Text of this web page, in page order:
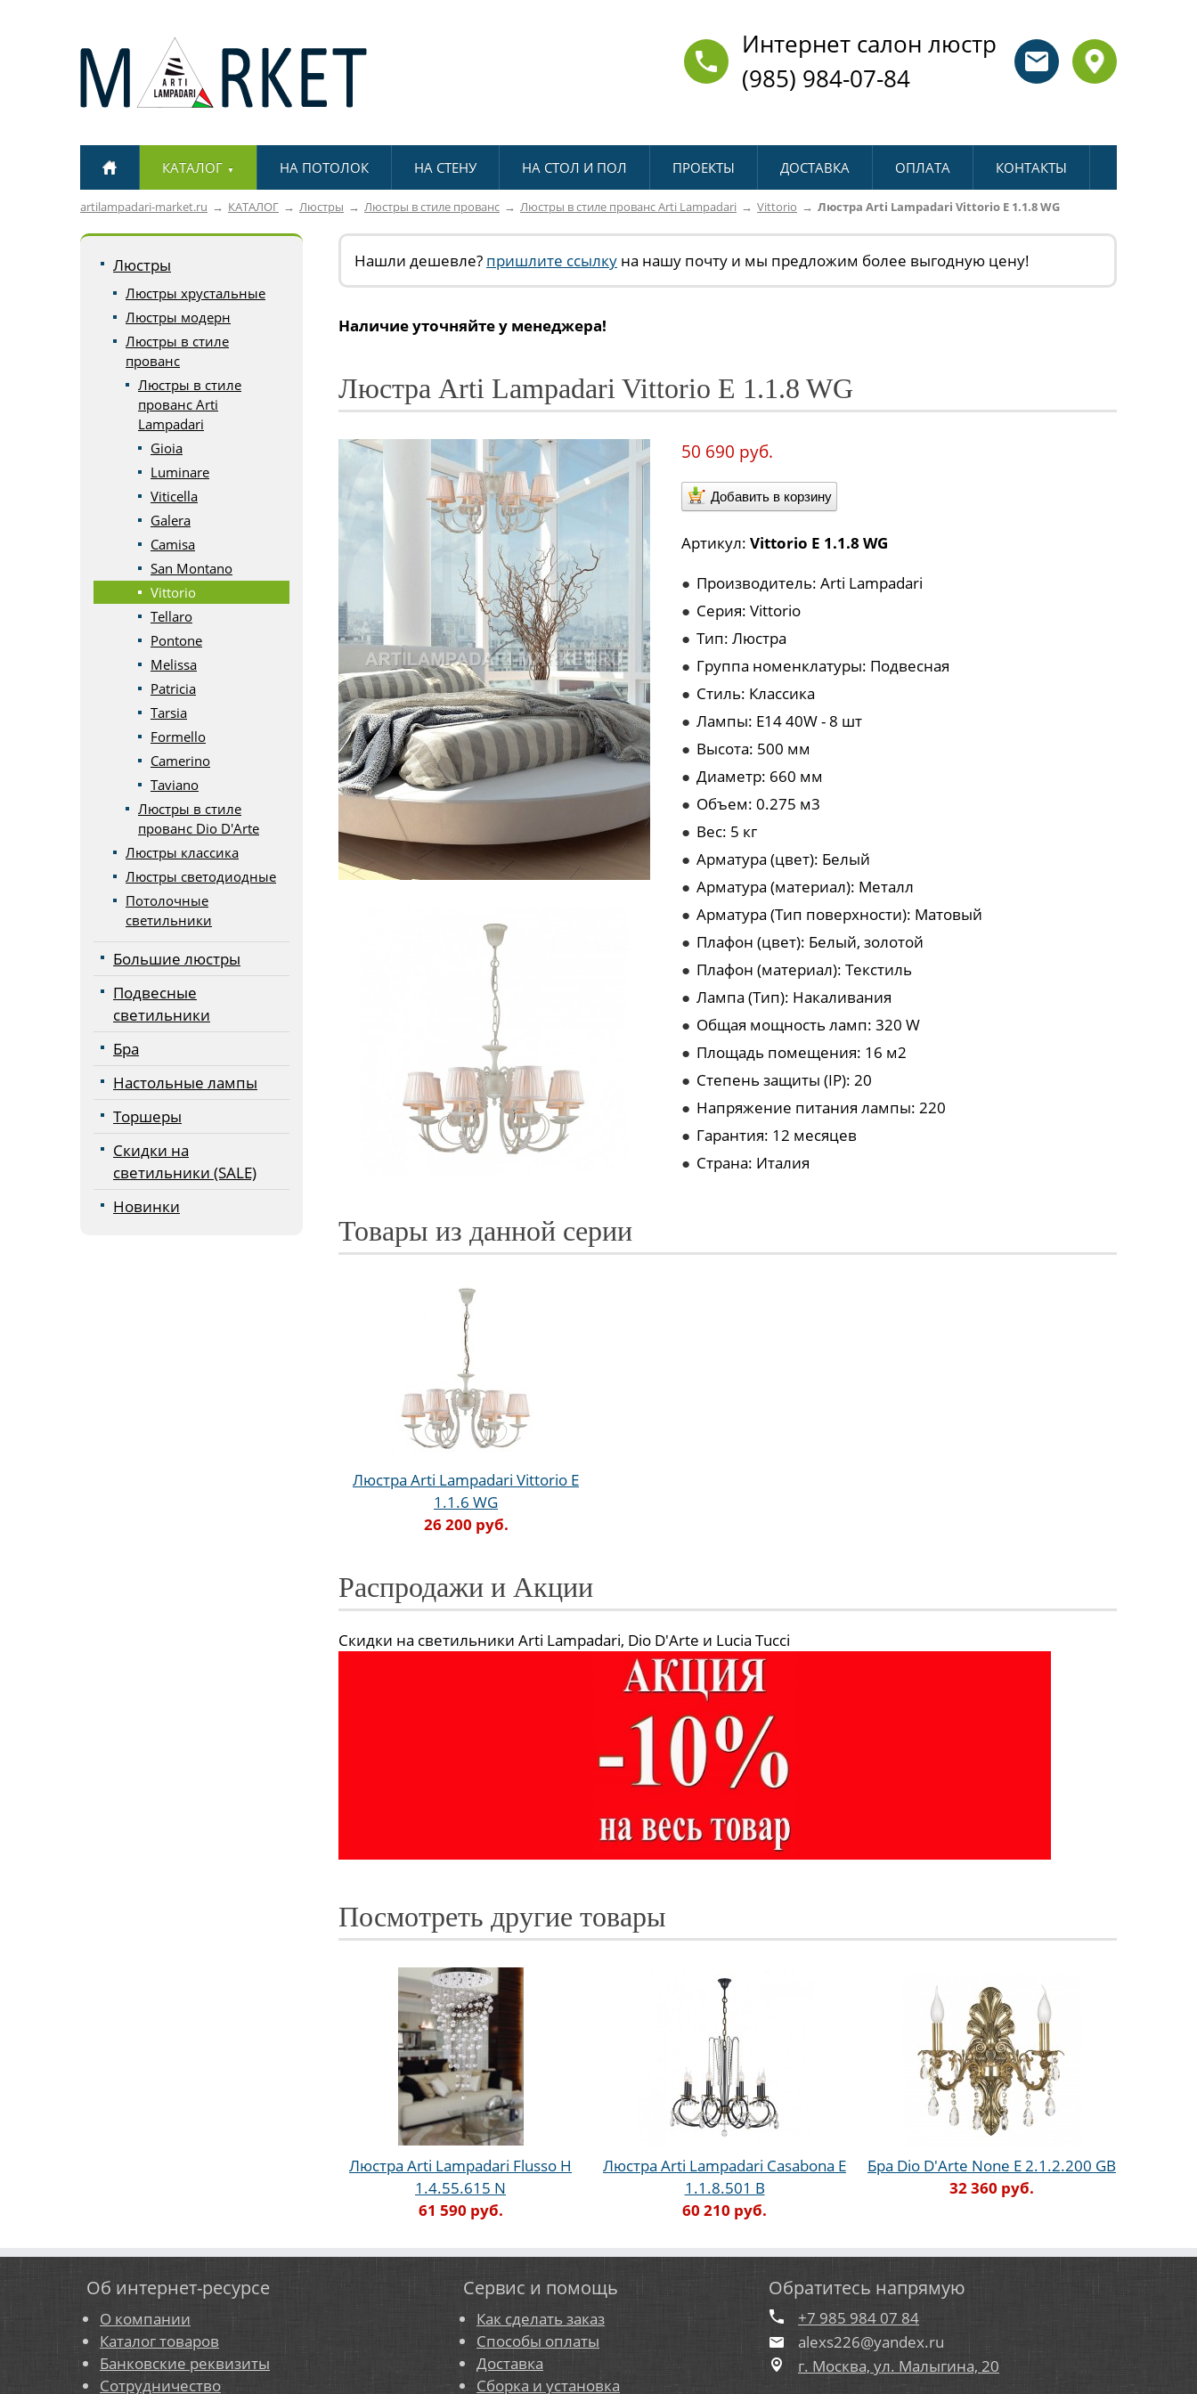
Интернет салон люстр
(985) 984-07-84
КАТАЛОГ ▼ НА ПОТОЛОК НА СТЕНУ НА СТОЛ И ПОЛ ПРОЕКТЫ ДОСТАВКА ОПЛАТА КОНТАКТЫ
artilampadari-market.ru КАТАЛОГ Люстры Люстры в стиле прованс Люстры в стиле прованс Arti Lampadari Vittorio Люстра Arti Lampadari Vittorio E 1.1.8 WG
Люстры
Люстры хрустальные
Люстры модерн
Люстры в стиле
прованс
Люстры в стиле
прованс Arti
Lampadari
Gioia
Luminare
Viticella
Galera
Camisa
San Montano
Vittorio
Tellaro
Pontone
Melissa
Patricia
Tarsia
Formello
Camerino
Taviano
Люстры в стиле
прованс Dio D'Arte
Люстры классика
Люстры светодиодные
Потолочные
светильники
Большие люстры
Подвесные
светильники
Бра
Настольные лампы
Торшеры
Скидки на
светильники (SALE)
Новинки
Нашли дешевле? пришлите ссылку на нашу почту и мы предложим более выгодную цену!
Наличие уточняйте у менеджера!
Люстра Arti Lampadari Vittorio E 1.1.8 WG
50 690 руб.
Добавить в корзину
Артикул: Vittorio E 1.1.8 WG
● Производитель: Arti Lampadari
● Серия: Vittorio
● Тип: Люстра
● Группа номенклатуры: Подвесная
● Стиль: Классика
● Лампы: E14 40W - 8 шт
● Высота: 500 мм
● Диаметр: 660 мм
● Объем: 0.275 м3
● Вес: 5 кг
● Арматура (цвет): Белый
● Арматура (материал): Металл
● Арматура (Тип поверхности): Матовый
● Плафон (цвет): Белый, золотой
● Плафон (материал): Текстиль
● Лампа (Тип): Накаливания
● Общая мощность ламп: 320 W
● Площадь помещения: 16 м2
● Степень защиты (IP): 20
● Напряжение питания лампы: 220
● Гарантия: 12 месяцев
● Страна: Италия
Товары из данной серии
Люстра Arti Lampadari Vittorio E
1.1.6 WG
26 200 руб.
Распродажи и Акции
Скидки на светильники Arti Lampadari, Dio D'Arte и Lucia Tucci
Посмотреть другие товары
Люстра Arti Lampadari Flusso H
1.4.55.615 N
61 590 руб.
Люстра Arti Lampadari Casabona E
1.1.8.501 B
60 210 руб.
Бра Dio D'Arte None E 2.1.2.200 GB
32 360 руб.
Об интернет-ресурсе
О компании
Каталог товаров
Банковские реквизиты
Сотрудничество
Сервис и помощь
Как сделать заказ
Способы оплаты
Доставка
Сборка и установка
Обратитесь напрямую
+7 985 984 07 84
alexs226@yandex.ru
г. Москва, ул. Малыгина, 20